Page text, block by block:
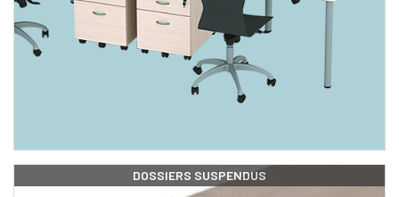
DOSSIERS SUSPENDUS